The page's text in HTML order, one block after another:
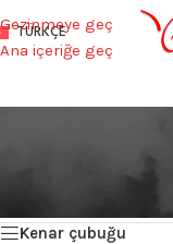
Gezinmeye geç
Ana içeriğe geç
TÜRKÇE
Kenar çubuğu